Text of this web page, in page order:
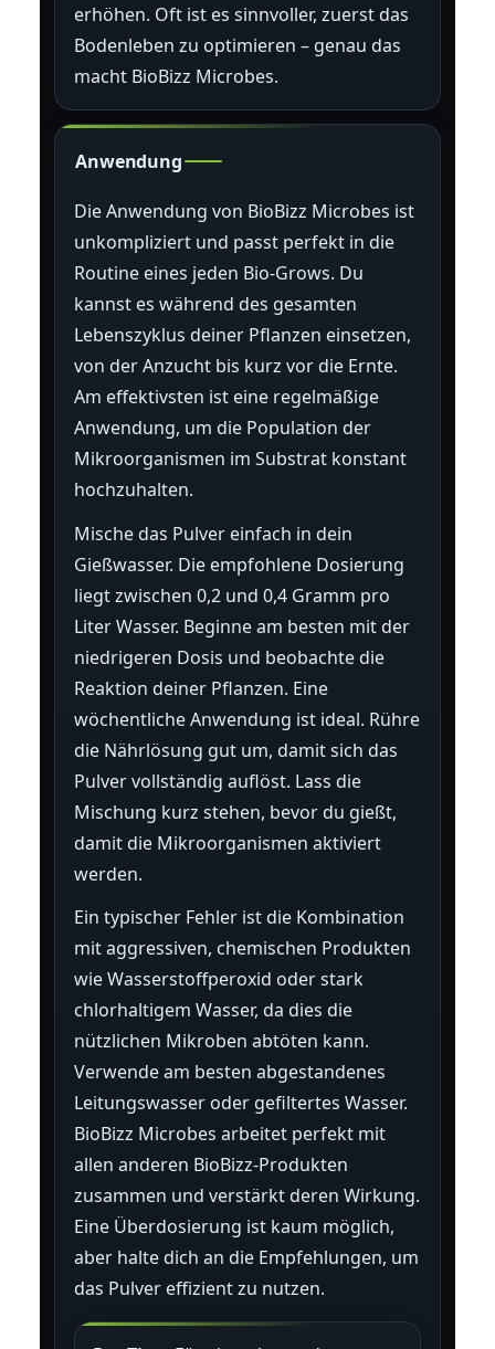
erhöhen. Oft ist es sinnvoller, zuerst das
Bodenleben zu optimieren – genau das
macht BioBizz Microbes.
Anwendung
Die Anwendung von BioBizz Microbes ist
unkompliziert und passt perfekt in die
Routine eines jeden Bio-Grows. Du
kannst es während des gesamten
Lebenszyklus deiner Pflanzen einsetzen,
von der Anzucht bis kurz vor die Ernte.
Am effektivsten ist eine regelmäßige
Anwendung, um die Population der
Mikroorganismen im Substrat konstant
hochzuhalten.
Mische das Pulver einfach in dein
Gießwasser. Die empfohlene Dosierung
liegt zwischen 0,2 und 0,4 Gramm pro
Liter Wasser. Beginne am besten mit der
niedrigeren Dosis und beobachte die
Reaktion deiner Pflanzen. Eine
wöchentliche Anwendung ist ideal. Rühre
die Nährlösung gut um, damit sich das
Pulver vollständig auflöst. Lass die
Mischung kurz stehen, bevor du gießt,
damit die Mikroorganismen aktiviert
werden.
Ein typischer Fehler ist die Kombination
mit aggressiven, chemischen Produkten
wie Wasserstoffperoxid oder stark
chlorhaltigem Wasser, da dies die
nützlichen Mikroben abtöten kann.
Verwende am besten abgestandenes
Leitungswasser oder gefiltertes Wasser.
BioBizz Microbes arbeitet perfekt mit
allen anderen BioBizz-Produkten
zusammen und verstärkt deren Wirkung.
Eine Überdosierung ist kaum möglich,
aber halte dich an die Empfehlungen, um
das Pulver effizient zu nutzen.